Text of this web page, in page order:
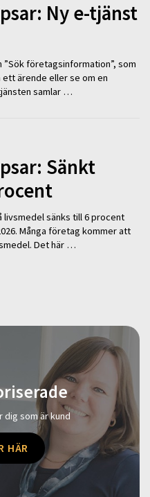
Ny e-tjänst
företagsinformation”, som
ärende eller se om en
samlar …
Sänkt
sänks till 6 procent
Många företag kommer att
Det här …
som är kund
HÄR